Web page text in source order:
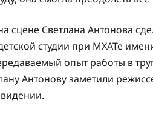
сцене Светлана Антонова
студии при МХАТе
опыт работы в
Антонову заметили